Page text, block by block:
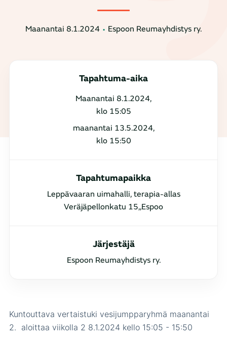
Maanantai 8.1.2024 Espoon Reumayhdistys ry.
Tapahtuma-aika
Maanantai 8.1.2024,
klo 15:05
maanantai 13.5.2024,
klo 15:50
Tapahtumapaikka
Leppävaaran uimahalli, terapia-allas
Veräjäpellonkatu 15,,Espoo
Järjestäjä
Espoon Reumayhdistys ry.
Kuntouttava vertaistuki vesijumpparyhmä maanantai
2. aloittaa viikolla 2 8.1.2024 kello 15:05 - 15:50